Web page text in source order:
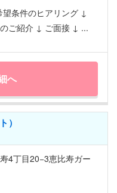
条件のヒアリング ↓
ご紹介 ↓ ご面接 ↓ ...
へ
）
4丁目20−3恵比寿ガー